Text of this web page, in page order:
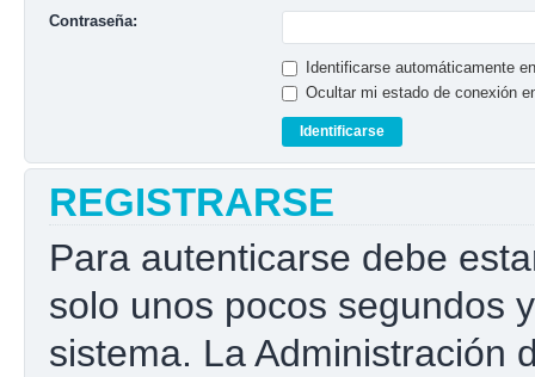
Contraseña:
Identificarse automáticamente
Ocultar mi estado de conexión
REGISTRARSE
Para autenticarse debe
solo unos pocos segundos
sistema. La Administración